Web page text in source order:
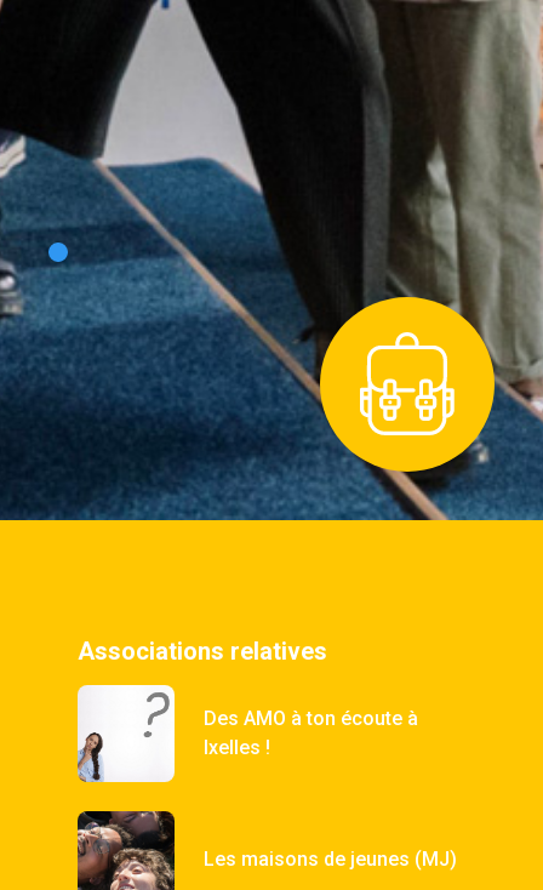
Associations relatives
Des AMO à ton écoute à
Ixelles !
Les maisons de jeunes (MJ)